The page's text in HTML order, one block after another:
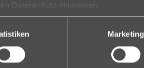
Datenschutz-Hinweisen.
Marketing